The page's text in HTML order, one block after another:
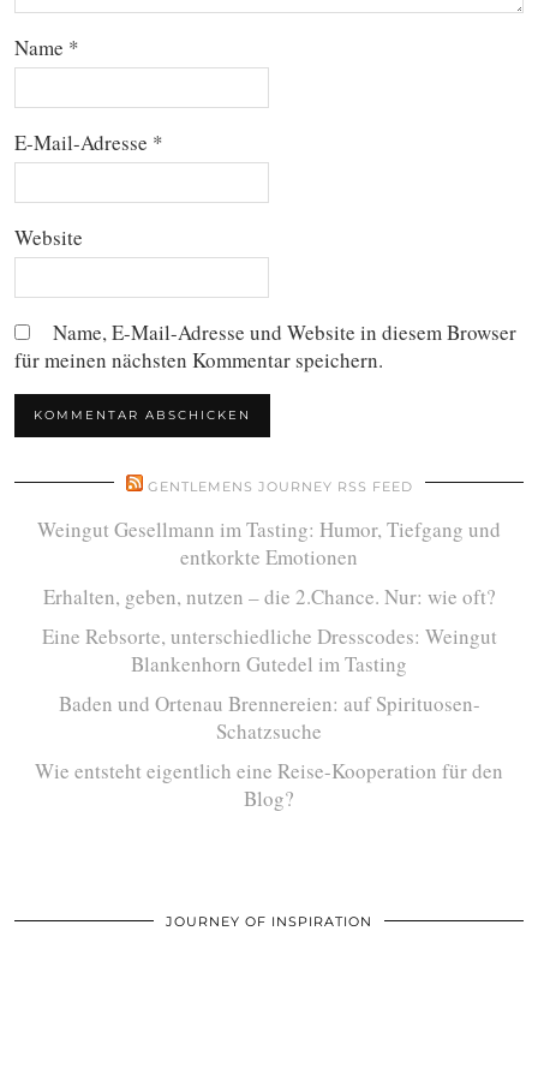
Name *
E-Mail-Adresse *
Website
Name, E-Mail-Adresse und Website in diesem Browser
für meinen nächsten Kommentar speichern.
GENTLEMENS JOURNEY RSS FEED
Weingut Gesellmann im Tasting: Humor, Tiefgang und
entkorkte Emotionen
Erhalten, geben, nutzen – die 2.Chance. Nur: wie oft?
Eine Rebsorte, unterschiedliche Dresscodes: Weingut
Blankenhorn Gutedel im Tasting
Baden und Ortenau Brennereien: auf Spirituosen-
Schatzsuche
Wie entsteht eigentlich eine Reise-Kooperation für den
Blog?
JOURNEY OF INSPIRATION